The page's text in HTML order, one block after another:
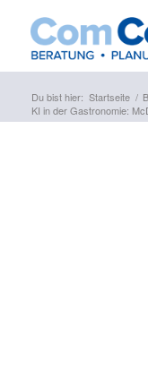
Du bist hier: Startseite /
KI in der Gastronomie: